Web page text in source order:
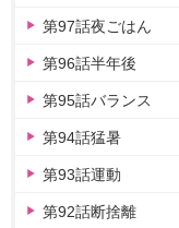
第97話夜ごはん
第96話半年後
第95話バランス
第94話猛暑
第93話運動
第92話断捨離